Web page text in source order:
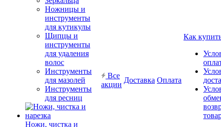
Ножницы и
инструменты
для кутикулы
Щипцы и
инструменты
для удаления
волос
Инструменты
для мазолей
Инструменты
для ресниц
Ножи, чистка и
Все
акции
Доставка Оплата
Как